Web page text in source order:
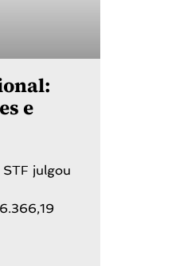
e
julgou